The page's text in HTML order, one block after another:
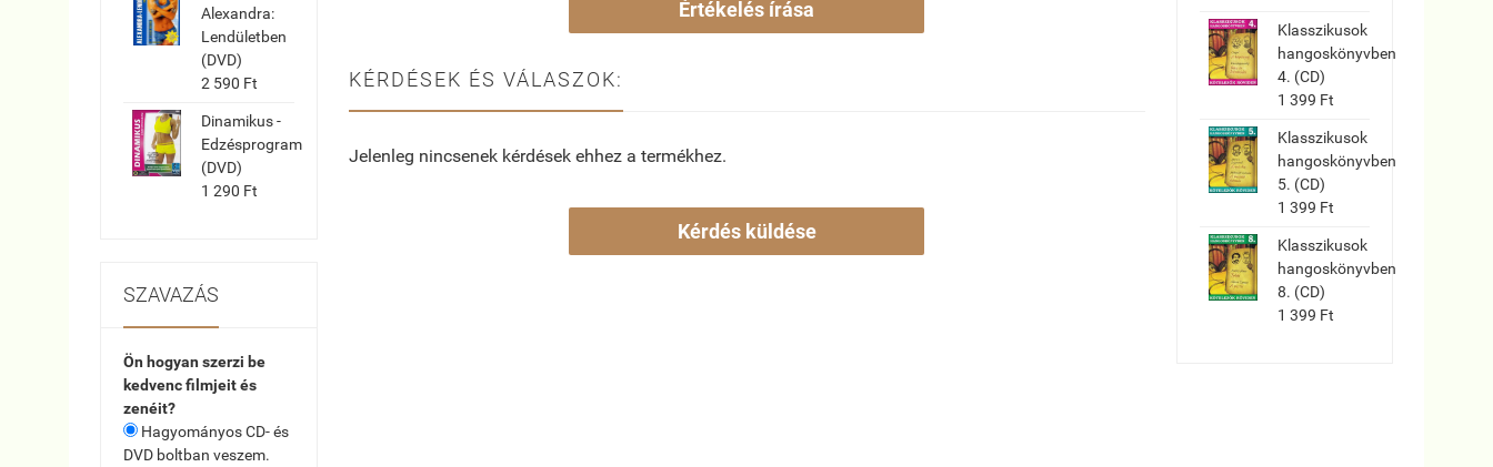
Alexandra:
Lendületben
(DVD)
2 590 Ft
Dinamikus -
Edzésprogram
(DVD)
1 290 Ft
SZAVAZÁS
Ön hogyan szerzi be
kedvenc filmjeit és
zenéit?
Hagyományos CD- és
DVD boltban veszem.
Értékelés írása
KÉRDÉSEK ÉS VÁLASZOK:
Jelenleg nincsenek kérdések ehhez a termékhez.
Kérdés küldése
Klasszikusok
hangoskönyvben
4. (CD)
1 399 Ft
Klasszikusok
hangoskönyvben
5. (CD)
1 399 Ft
Klasszikusok
hangoskönyvben
8. (CD)
1 399 Ft